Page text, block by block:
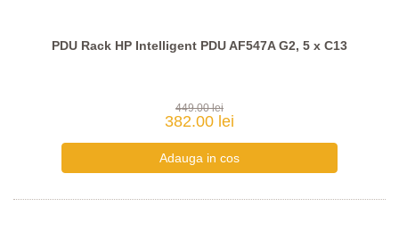
PDU Rack HP Intelligent PDU AF547A G2, 5 x C13
449.00 lei
382.00 lei